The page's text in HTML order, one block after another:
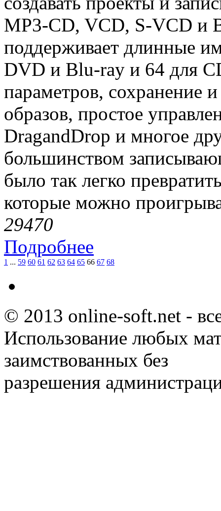
MP3-CD, VCD, S-VCD и
поддерживает длинные
DVD и Blu-ray и 64 для
параметров, сохранение и
образов, простое
DragandDrop и многое
большинством
было так легко
которые можно
29470
Подробнее
1 ... 59 60 61 62 63 64 65 66 67 68
© 2013 online-soft.net -
Использование любых
заимствованных без
разрешения